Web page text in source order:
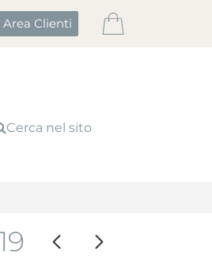
Area Clienti
Cerca nel sito